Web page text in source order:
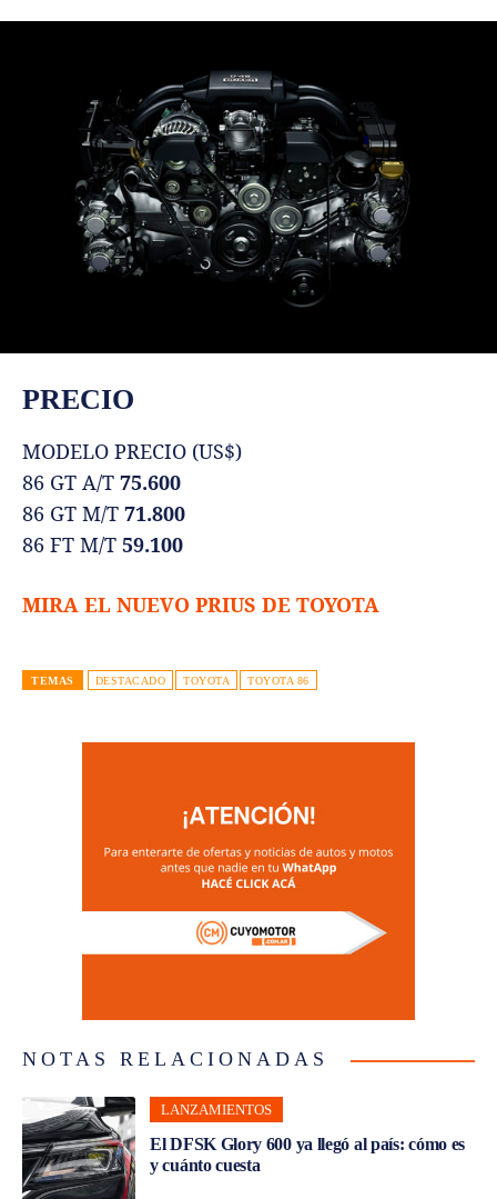
PRECIO
MODELO PRECIO (US$)
86 GT A/T 75.600
86 GT M/T 71.800
86 FT M/T 59.100
MIRA EL NUEVO PRIUS DE TOYOTA
TEMAS DESTACADO TOYOTA TOYOTA 86
NOTAS RELACIONADAS
LANZAMIENTOS
El DFSK Glory 600 ya llegó al país: cómo es
y cuánto cuesta